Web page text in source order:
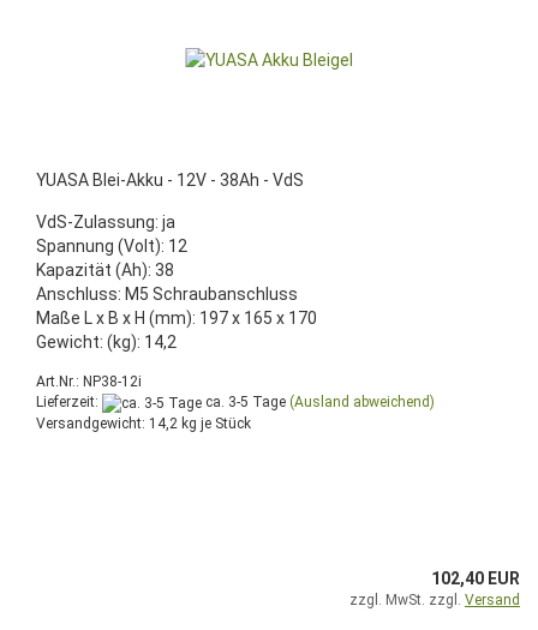
YUASA Blei-Akku - 12V - 38Ah - VdS
VdS-Zulassung: ja
Spannung (Volt): 12
Kapazität (Ah): 38
Anschluss: M5 Schraubanschluss
Maße L x B x H (mm): 197 x 165 x 170
Gewicht: (kg): 14,2
Art.Nr.: NP38-12i
Lieferzeit:
ca. 3-5 Tage (Ausland abweichend)
Versandgewicht: 14,2 kg je Stück
102,40 EUR
zzgl. MwSt. zzgl. Versand